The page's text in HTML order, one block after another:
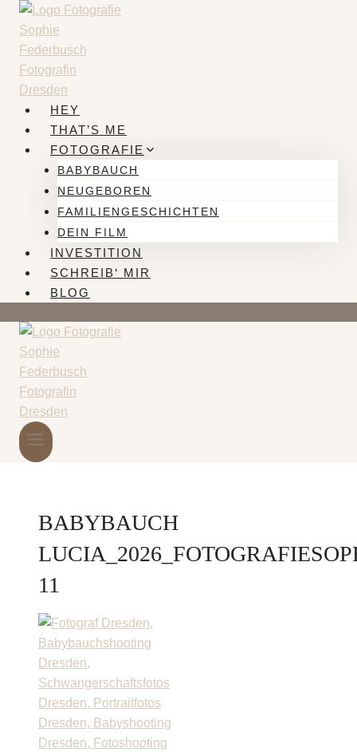
Zum
Inhalt
springen
HEY
THAT’S ME
FOTOGRAFIE
BABYBAUCH
NEUGEBOREN
FAMILIENGESCHICHTEN
DEIN FILM
INVESTITION
SCHREIB‘ MIR
BLOG
BABYBAUCH
11